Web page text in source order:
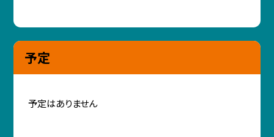
予定
予定はありません